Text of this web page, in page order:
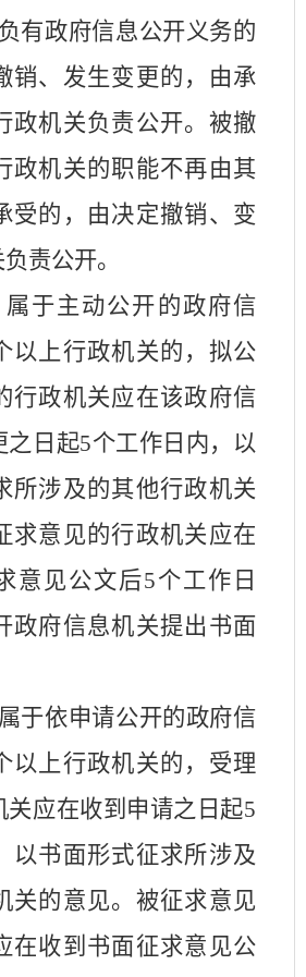
负有政府信息公开义务的
销、发生变更的，由承
政机关负责公开。被撤
政机关的职能不再由其
受的，由决定撤销、变
责公开。
属于主动公开的政府信
以上行政机关的，拟公
行政机关应在该政府信
之日起5个工作日内，以
所涉及的其他行政机关
求意见的行政机关应在
意见公文后5个工作日
政府信息机关提出书面
属于依申请公开的政府信
以上行政机关的，受理
关应在收到申请之日起5
以书面形式征求所涉及
关的意见。被征求意见
在收到书面征求意见公